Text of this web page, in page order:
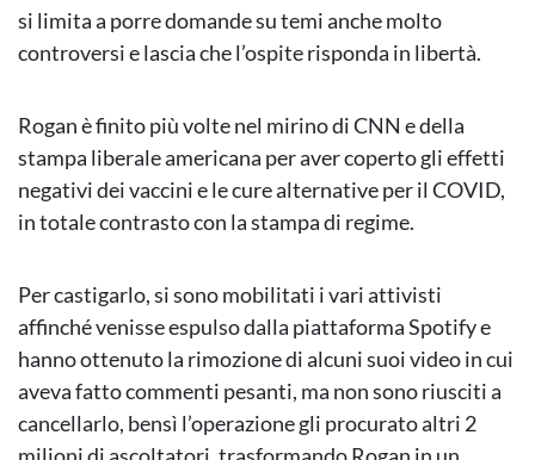
si limita a porre domande su temi anche molto
controversi e lascia che l’ospite risponda in libertà.
Rogan è finito più volte nel mirino di CNN e della
stampa liberale americana per aver coperto gli effetti
negativi dei vaccini e le cure alternative per il COVID,
in totale contrasto con la stampa di regime.
Per castigarlo, si sono mobilitati i vari attivisti
affinché venisse espulso dalla piattaforma Spotify e
hanno ottenuto la rimozione di alcuni suoi video in cui
aveva fatto commenti pesanti, ma non sono riusciti a
cancellarlo, bensì l’operazione gli procurato altri 2